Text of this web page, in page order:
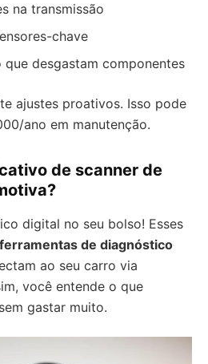
na transmissão
chave
que desgastam componentes
ajustes proativos. Isso pode
ano em manutenção.
de scanner de
digital no seu bolso! Esses
ferramentas de diagnóstico
ao seu carro via
você entende o que
gastar muito.